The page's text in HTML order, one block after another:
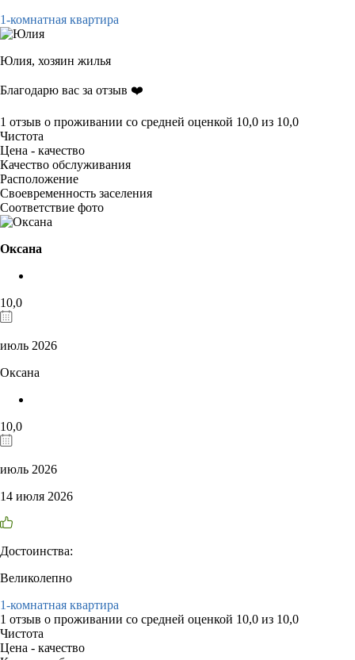
1-комнатная квартира
Юлия, хозяин жилья
Благодарю вас за отзыв ❤️
1 отзыв о проживании со средней оценкой 10,0 из 10,0
Чистота
Цена - качество
Качество обслуживания
Расположение
Своевременность заселения
Соответствие фото
Оксана
10,0
июль 2026
Оксана
10,0
июль 2026
14 июля 2026
Достоинства:
Великолепно
1-комнатная квартира
1 отзыв о проживании со средней оценкой 10,0 из 10,0
Чистота
Цена - качество